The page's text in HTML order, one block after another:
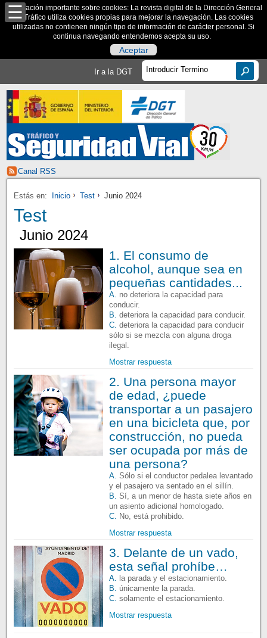
Información importante sobre cookies: La revista digital de la Dirección General
de Tráfico utiliza cookies propias para mejorar la navegación. Las cookies
utilizadas no contienen ningún tipo de información de carácter personal. Si
continua navegando entendemos acepta su uso.
Aceptar
Ir a la DGT
Canal RSS
Estás en: Inicio Test Junio 2024
Test
Junio 2024
1. El consumo de
alcohol, aunque sea en
pequeñas cantidades...
A. no deteriora la capacidad para
conducir.
B. deteriora la capacidad para conducir.
C. deteriora la capacidad para conducir
sólo si se mezcla con alguna droga
ilegal.
Mostrar respuesta
2. Una persona mayor
de edad, ¿puede
transportar a un pasajero
en una bicicleta que, por
construcción, no pueda
ser ocupada por más de
una persona?
A. Sólo si el conductor pedalea levantado
y el pasajero va sentado en el sillín.
B. Sí, a un menor de hasta siete años en
un asiento adicional homologado.
C. No, está prohibido.
Mostrar respuesta
3. Delante de un vado,
esta señal prohíbe…
A. la parada y el estacionamiento.
B. únicamente la parada.
C. solamente el estacionamiento.
Mostrar respuesta